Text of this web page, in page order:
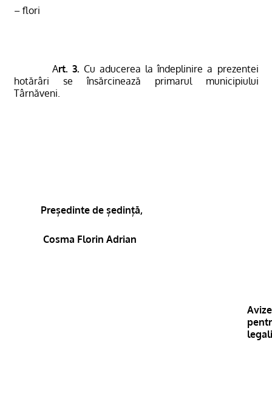
– flori
Art. 3. Cu aducerea la îndeplinire a prezentei
hotărâri se însărcinează primarul municipiului
Târnăveni.
Președinte de ședință,
Cosma Florin Adrian